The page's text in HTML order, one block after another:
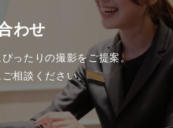
わせ
ったりの撮影をご提案。
相談ください。